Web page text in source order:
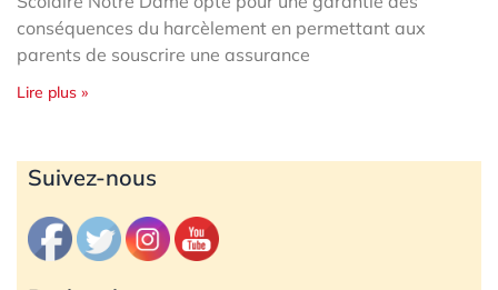
conséquences du harcèlement en permettant aux
parents de souscrire une assurance
Lire plus »
Suivez-nous
Archives